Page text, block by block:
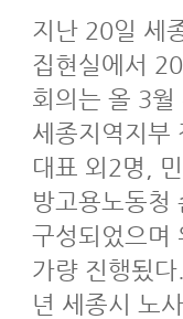
지난 20일 세
집현실에서
회의는 올 3
세종지역지부
대표 외2명,
방고용노동청
구성되었으며
가량 진행됬
년 세종시 노